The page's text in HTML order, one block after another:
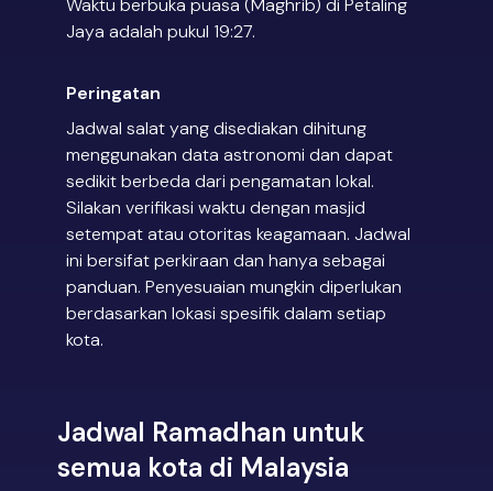
Waktu berbuka puasa (Maghrib) di Petaling
Jaya adalah pukul 19:27.
Peringatan
Jadwal salat yang disediakan dihitung
menggunakan data astronomi dan dapat
sedikit berbeda dari pengamatan lokal.
Silakan verifikasi waktu dengan masjid
setempat atau otoritas keagamaan. Jadwal
ini bersifat perkiraan dan hanya sebagai
panduan. Penyesuaian mungkin diperlukan
berdasarkan lokasi spesifik dalam setiap
kota.
Jadwal Ramadhan untuk
semua kota di Malaysia